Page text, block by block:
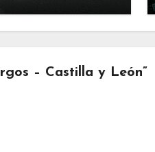
– Castilla y León”